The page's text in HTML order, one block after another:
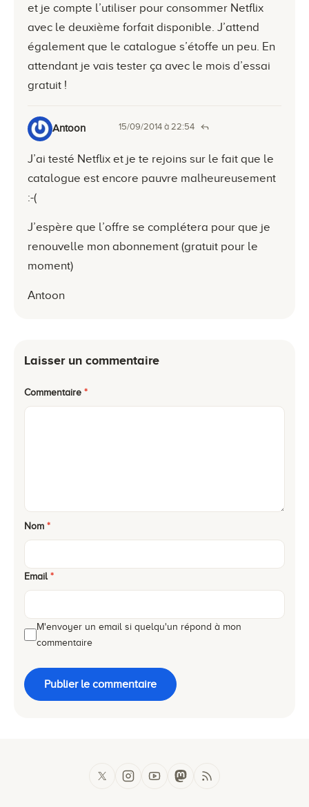
et je compte l’utiliser pour consommer Netflix
avec le deuxième forfait disponible. J’attend
également que le catalogue s’étoffe un peu. En
attendant je vais tester ça avec le mois d’essai
gratuit !
Antoon 15/09/2014 à 22:54
J’ai testé Netflix et je te rejoins sur le fait que le
catalogue est encore pauvre malheureusement
:-(
J’espère que l’offre se complétera pour que je
renouvelle mon abonnement (gratuit pour le
moment)
Antoon
Laisser un commentaire
Commentaire *
Nom *
Email *
M'envoyer un email si quelqu'un répond à mon
commentaire
Publier le commentaire